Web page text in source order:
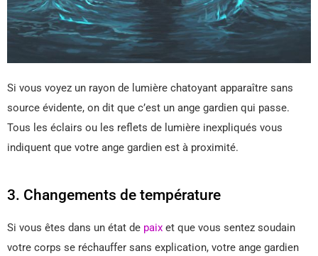
Si vous voyez un rayon de lumière chatoyant apparaître sans
source évidente, on dit que c’est un ange gardien qui passe.
Tous les éclairs ou les reflets de lumière inexpliqués vous
indiquent que votre ange gardien est à proximité.
3. Changements de température
Si vous êtes dans un état de paix et que vous sentez soudain
votre corps se réchauffer sans explication, votre ange gardien